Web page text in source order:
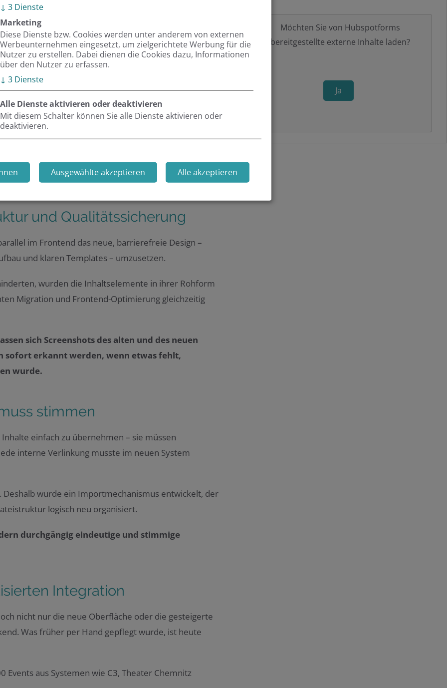
Events in Drupal musste mit den verfügbaren
zu überführen.
Daten einer Veranstaltung – wie Veranstaltungstitel
von Drupal in TYPO3 übernommen. Die so
angezeigt und von den Nutzern
das bislang parallel genutzte System
konsistenten, wartbaren Gesamtplattform.
und Qualitätssicherung
im Frontend das neue, barrierefreie Design –
und klaren Templates – umzusetzen.
wurden die Inhaltselemente in ihrer Rohform
Migration und Frontend-Optimierung gleichzeitig
sich Screenshots des alten und des neuen
sofort erkannt werden, wenn etwas fehlt,
wurde.
stimmen
einfach zu übernehmen – sie müssen
interne Verlinkung musste im neuen System
Deshalb wurde ein Importmechanismus entwickelt, der
logisch neu organisiert.
durchgängig eindeutige und stimmige
Integration
nicht nur die neue Oberfläche oder die gesteigerte
Was früher per Hand gepflegt wurde, ist heute
Events aus Systemen wie C3, Theater Chemnitz
Möchten Sie von Hubspotforms
bereitgestellte externe Inhalte laden?
Ja
↓ 3 Dienste
Marketing
Diese Dienste bzw. Cookies werden unter anderem von externen
Werbeunternehmen eingesetzt, um zielgerichtete Werbung für die
Nutzer zu erstellen. Dabei dienen die Cookies dazu, Informationen
über den Nutzer zu erfassen.
↓ 3 Dienste
Alle Dienste aktivieren oder deaktivieren
Mit diesem Schalter können Sie alle Dienste aktivieren oder
deaktivieren.
Ausgewählte akzeptieren Alle akzeptieren